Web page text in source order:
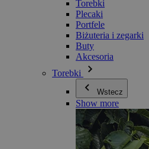
Torebki
Plecaki
Portfele
Biżuteria i zegarki
Buty
Akcesoria
Torebki
Wstecz
Show more